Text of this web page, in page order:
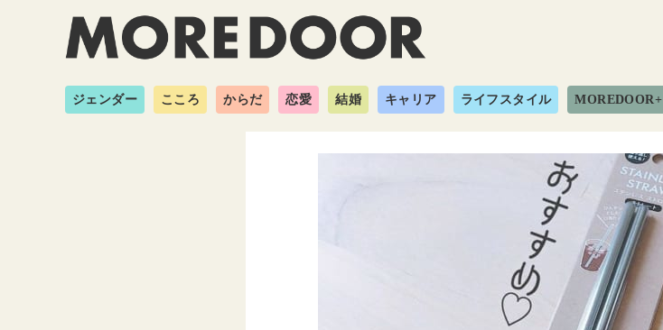
ジェンダー こころ からだ 恋愛 結婚 キャリア ライフスタイル MOREDOOR+